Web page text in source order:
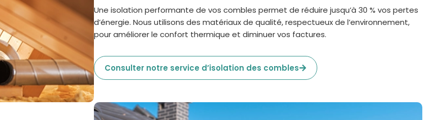
Une isolation performante de vos combles permet de réduire jusqu’à 30 % vos pertes
d’énergie. Nous utilisons des matériaux de qualité, respectueux de l’environnement,
pour améliorer le confort thermique et diminuer vos factures.
Consulter notre service d’isolation des combles